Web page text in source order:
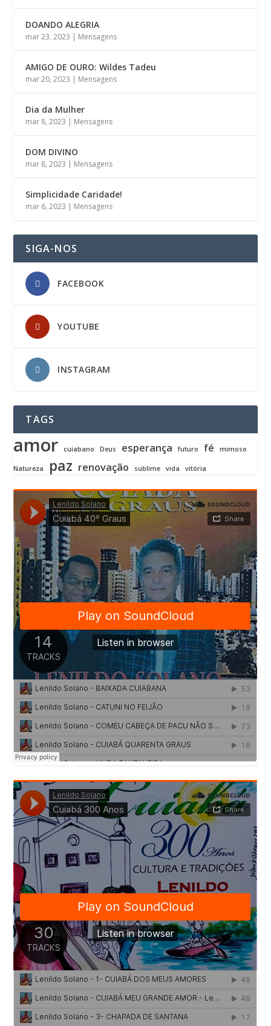
DOANDO ALEGRIA
mar 23, 2023 | Mensagens
AMIGO DE OURO: Wildes Tadeu
mar 20, 2023 | Mensagens
Dia da Mulher
mar 8, 2023 | Mensagens
DOM DIVINO
mar 8, 2023 | Mensagens
Simplicidade Caridade!
mar 6, 2023 | Mensagens
SIGA-NOS
FACEBOOK
YOUTUBE
INSTAGRAM
TAGS
amor cuiabano Deus esperança futuro fé mimoso
Natureza paz renovação sublime vida vitória